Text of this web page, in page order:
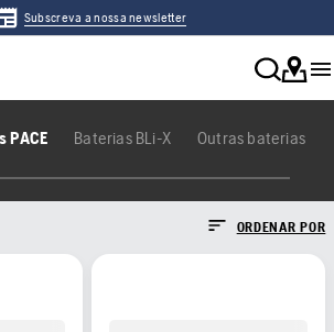
Subscreva a nossa newsletter
PACE Baterias BLi-X Outras baterias
ORDENAR POR